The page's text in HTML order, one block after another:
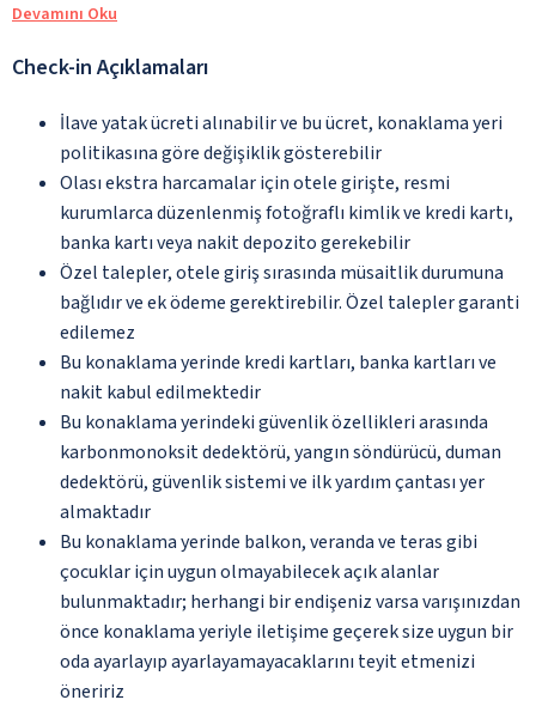
Devamını Oku
Check-in Açıklamaları
İlave yatak ücreti alınabilir ve bu ücret, konaklama yeri
politikasına göre değişiklik gösterebilir
Olası ekstra harcamalar için otele girişte, resmi
kurumlarca düzenlenmiş fotoğraflı kimlik ve kredi kartı,
banka kartı veya nakit depozito gerekebilir
Özel talepler, otele giriş sırasında müsaitlik durumuna
bağlıdır ve ek ödeme gerektirebilir. Özel talepler garanti
edilemez
Bu konaklama yerinde kredi kartları, banka kartları ve
nakit kabul edilmektedir
Bu konaklama yerindeki güvenlik özellikleri arasında
karbonmonoksit dedektörü, yangın söndürücü, duman
dedektörü, güvenlik sistemi ve ilk yardım çantası yer
almaktadır
Bu konaklama yerinde balkon, veranda ve teras gibi
çocuklar için uygun olmayabilecek açık alanlar
bulunmaktadır; herhangi bir endişeniz varsa varışınızdan
önce konaklama yeriyle iletişime geçerek size uygun bir
oda ayarlayıp ayarlayamayacaklarını teyit etmenizi
öneririz